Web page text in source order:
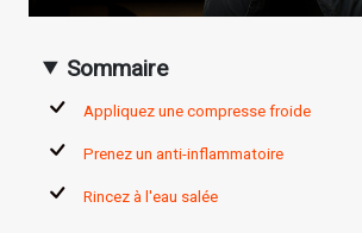
Sommaire
Appliquez une compresse froide
Prenez un anti-inflammatoire
Rincez à l'eau salée